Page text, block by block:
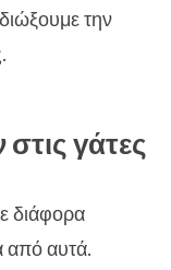
την
στις γάτες
διάφορα
από αυτά.